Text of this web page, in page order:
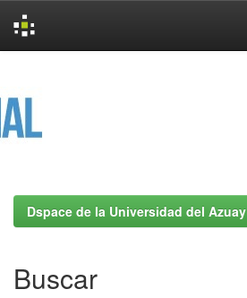
Dspace de la Universidad del Azuay
Buscar